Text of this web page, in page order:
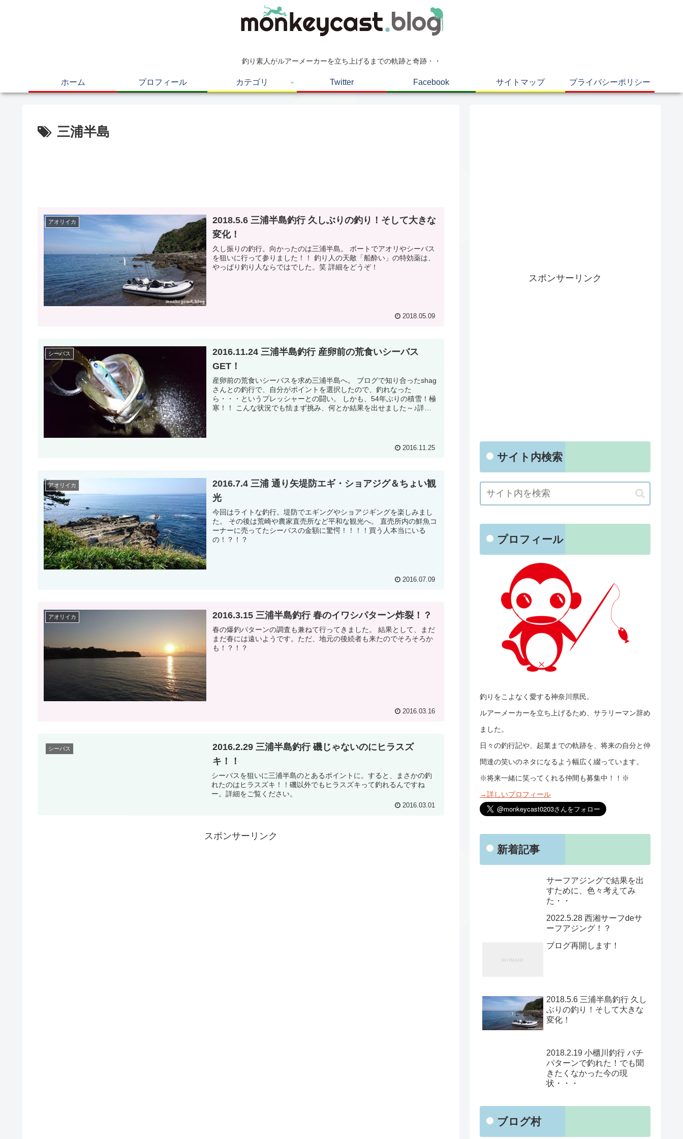
釣り素人がルアーメーカーを立ち上げるまでの軌跡と奇跡・・
ホーム プロフィール カテゴリ Twitter Facebook サイトマップ プライバシーポリシー
三浦半島
アオリイカ
2018.5.6 三浦半島釣行 久しぶりの釣り！そして大きな
変化！
久し振りの釣行。向かったのは三浦半島。 ボートでアオリやシーバス
を狙いに行って参りました！！ 釣り人の天敵「船酔い」の特効薬は、
やっぱり釣り人ならではでした。笑 詳細をどうぞ！
2018.05.09
シーバス
2016.11.24 三浦半島釣行 産卵前の荒食いシーバス
GET！
産卵前の荒食いシーバスを求め三浦半島へ。 ブログで知り合ったshag
さんとの釣行で、自分がポイントを選択したので、釣れなった
ら・・・というプレッシャーとの闘い。 しかも、54年ぶりの積雪！極
寒！！ こんな状況でも怯まず挑み、何とか結果を出せました～♪詳細
2016.11.25
アオリイカ
2016.7.4 三浦 通り矢堤防エギ・ショアジグ＆ちょい観
光
今回はライトな釣行。堤防でエギングやショアジギングを楽しみまし
た。 その後は荒崎や農家直売所など平和な観光へ。 直売所内の鮮魚コ
ーナーに売ってたシーバスの金額に驚愕！！！！買う人本当にいる
の！？！？
2016.07.09
アオリイカ 2016.3.15 三浦半島釣行 春のイワシパターン炸裂！？
春の爆釣パターンの調査も兼ねて行ってきました。 結果として、まだ
まだ春には遠いようです。ただ、地元の後続者も来たのでそろそろか
も！？！？
2016.03.16
シーバス
2016.2.29 三浦半島釣行 磯じゃないのにヒラスズ
キ！！
シーバスを狙いに三浦半島のとあるポイントに。すると、まさかの釣
れたのはヒラスズキ！！磯以外でもヒラスズキって釣れるんですね
ー。詳細をご覧ください。
2016.03.01
スポンサーリンク
スポンサーリンク
サイト内検索
プロフィール
釣りをこよなく愛する神奈川県民。
ルアーメーカーを立ち上げるため、サラリーマン辞め
ました。
日々の釣行記や、起業までの軌跡を、将来の自分と仲
間達の笑いのネタになるよう幅広く綴っています。
※将来一緒に笑ってくれる仲間も募集中！！※
→詳しいプロフィール
新着記事
サーフアジングで結果を出
すために、色々考えてみ
た・・
2022.5.28 西湘サーフdeサ
ーフアジング！？
ブログ再開します！
2018.5.6 三浦半島釣行 久し
ぶりの釣り！そして大きな
変化！
2018.2.19 小櫃川釣行 バチ
パターンで釣れた！でも聞
きたくなかった今の現
状・・・
ブログ村